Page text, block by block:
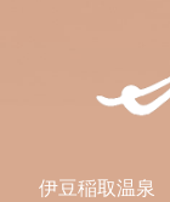
伊豆稲取温